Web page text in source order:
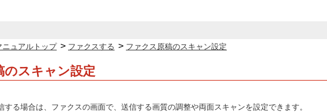
ニュアルトップ > ファクスする > ファクス原稿のスキャン設定
のスキャン設定
する場合は、ファクスの画面で、送信する画質の調整や両面スキャンを設定できます。